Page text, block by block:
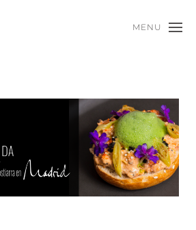
MENU